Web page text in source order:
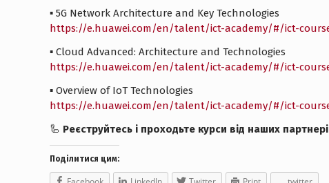
▪️ 5G Network Architecture and Key Technologies
https://e.huawei.com/en/talent/ict-academy/#/ict-
▪️ Cloud Advanced: Architecture and Technologies
https://e.huawei.com/en/talent/ict-academy/#/ict-
▪️ Overview of IoT Technologies
https://e.huawei.com/en/talent/ict-academy/#/ict-
🦾 Реєструйтесь і проходьте курси від наших
Поділитися цим: